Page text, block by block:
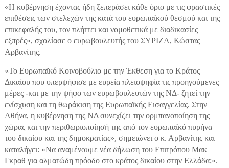
«Η κυβέρνηση έχοντας ήδη ξεπεράσει κάθε όριο με τις φραστικές
επιθέσεις των στελεχών της κατά του ευρωπαϊκού θεσμού και της
επικεφαλής του, τον πλήττει και νομοθετικά με διαδικασίες
εξπρές», σχολίασε ο ευρωβουλευτής του ΣΥΡΙΖΑ, Κώστας
Αρβανίτης.
«Το Ευρωπαϊκό Κοινοβούλιο με την Έκθεση για το Κράτος
Δικαίου που υπερψήφισε με ευρεία πλειοψηφία τις προηγούμενες
μέρες -και με την ψήφο των ευρωβουλευτών της ΝΔ- ζητεί την
ενίσχυση και τη θωράκιση της Ευρωπαϊκής Εισαγγελίας. Στην
Αθήνα, η κυβέρνηση της ΝΔ συνεχίζει την ορμπανοποίηση της
χώρας και την περιθωριοποίησή της από τον ευρωπαϊκό πυρήνα
του δικαίου και της δημοκρατίας», σημειώνει ο κ. Αρβανίτης και
καταλήγει: «Να αναμένουμε νέα δήλωση του Επιτρόπου Μακ
Γκραθ για αλματώδη πρόοδο στο κράτος δικαίου στην Ελλάδα;».